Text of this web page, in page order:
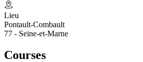
Lieu
Pontault-Combault
77 - Seine-et-Marne
Courses